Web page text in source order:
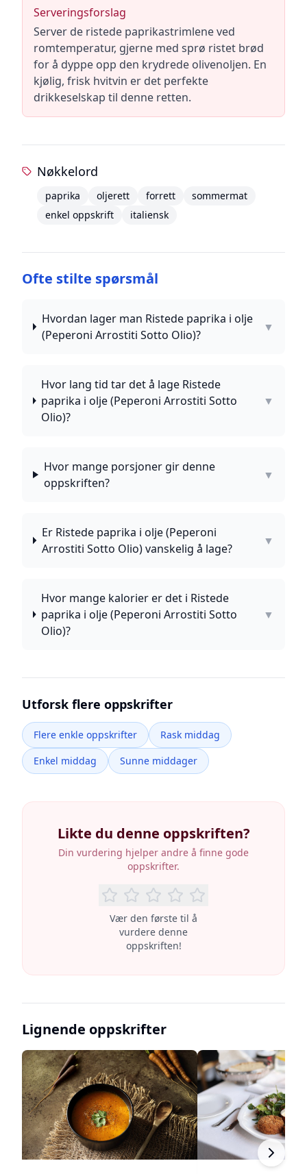
Serveringsforslag
Server de ristede paprikastrimlene ved
romtemperatur, gjerne med sprø ristet brød
for å dyppe opp den krydrede olivenoljen. En
kjølig, frisk hvitvin er det perfekte
drikkeselskap til denne retten.
Nøkkelord
paprika oljerett forrett
sommermat
enkel oppskrift
italiensk
Ofte stilte spørsmål
Hvordan lager man Ristede paprika i olje
(Peperoni Arrostiti Sotto Olio)?
▼
Hvor lang tid tar det å lage Ristede
paprika i olje (Peperoni Arrostiti Sotto
Olio)?
▼
Hvor mange porsjoner gir denne
oppskriften?
▼
Er Ristede paprika i olje (Peperoni
Arrostiti Sotto Olio) vanskelig å lage?
▼
Hvor mange kalorier er det i Ristede
paprika i olje (Peperoni Arrostiti Sotto
Olio)?
▼
Utforsk flere oppskrifter
Flere enkle oppskrifter
Rask middag
Enkel middag
Sunne middager
Likte du denne oppskriften?
Din vurdering hjelper andre å finne gode
oppskrifter.
Vær den første til å
vurdere denne
oppskriften!
Lignende oppskrifter